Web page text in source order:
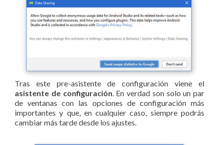
Tras este pre-asistente de configuración viene el
asistente de configuración. En verdad son solo un par
de ventanas con las opciones de configuración más
importantes y que, en cualquier caso, siempre podrás
cambiar más tarde desde los ajustes.